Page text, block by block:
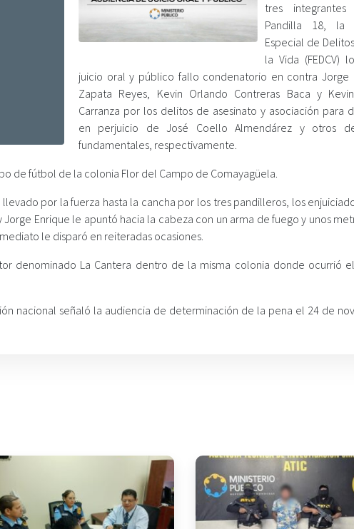
tres
Pandilla 18, la
Especial de
la Vida (FEDCV)
juicio oral y público fallo condenatorio en contra Jorge
Zapata Reyes, Kevin Orlando Contreras Baca y
Carranza por los delitos de asesinato y asociación para
en perjuicio de José Coello Almendárez y otros
fundamentales, respectivamente.
de fútbol de la colonia Flor del Campo de Comayagüela.
por la fuerza hasta la cancha por los tres pandilleros, los
Enrique le apuntó hacia la cabeza con un arma de fuego y unos
le disparó en reiteradas ocasiones.
denominado La Cantera dentro de la misma colonia donde ocurrió
nacional señaló la audiencia de determinación de la pena el 24 de